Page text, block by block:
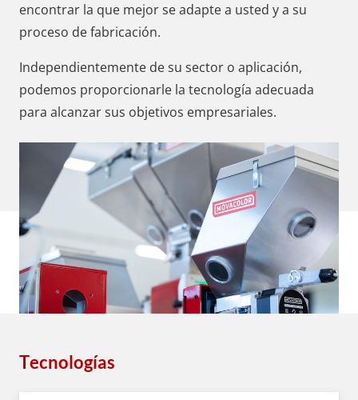
encontrar la que mejor se adapte a usted y a su
proceso de fabricación.
Independientemente de su sector o aplicación,
podemos proporcionarle la tecnología adecuada
para alcanzar sus objetivos empresariales.
Tecnologías